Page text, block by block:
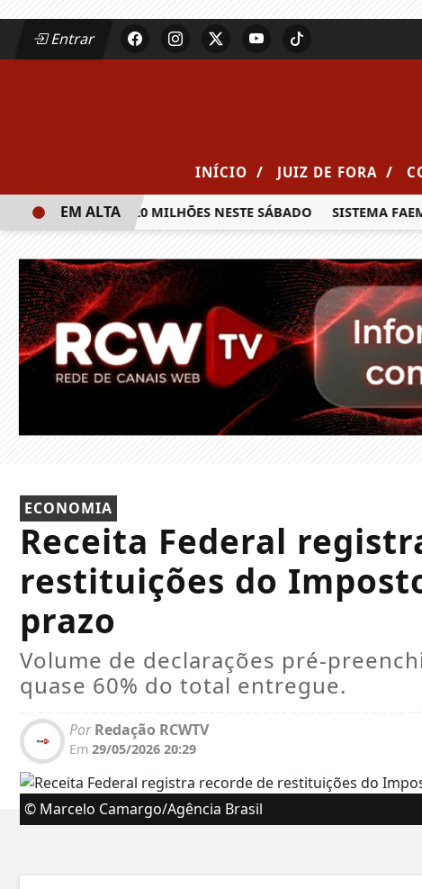
Entrar
INÍCIO / JUIZ DE FORA /
PRÊMIO DE R$ 20 MILHÕES NESTE SÁBADO SISTEMA FAEMG
EM ALTA
ECONOMIA
Receita Federal
restituições do
prazo
Volume de declarações pré-
quase 60% do total entregue.
PorRedação RCWTV
Em 29/05/2026 20:29
© Marcelo Camargo/Agência Brasil